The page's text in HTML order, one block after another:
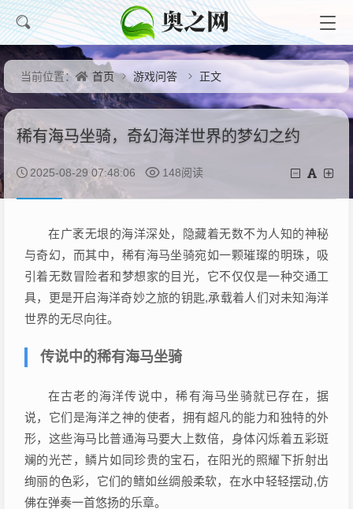
当前位置： 首页 游戏问答 正文
稀有海马坐骑，奇幻海洋世界的梦幻之约
2025-08-29 07:48:06 148阅读
在广袤无垠的海洋深处，隐藏着无数不为人知的神秘
与奇幻，而其中，稀有海马坐骑宛如一颗璀璨的明珠，吸
引着无数冒险者和梦想家的目光，它不仅仅是一种交通工
具，更是开启海洋奇妙之旅的钥匙,承载着人们对未知海洋
世界的无尽向往。
传说中的稀有海马坐骑
在古老的海洋传说中，稀有海马坐骑就已存在，据
说，它们是海洋之神的使者，拥有超凡的能力和独特的外
形，这些海马比普通海马要大上数倍，身体闪烁着五彩斑
斓的光芒，鳞片如同珍贵的宝石，在阳光的照耀下折射出
绚丽的色彩，它们的鳍如丝绸般柔软，在水中轻轻摆动,仿
佛在弹奏一首悠扬的乐章。